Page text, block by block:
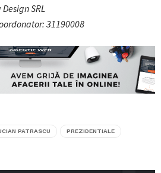
SRL
31190008
PATRASCU PREZIDENTIALE